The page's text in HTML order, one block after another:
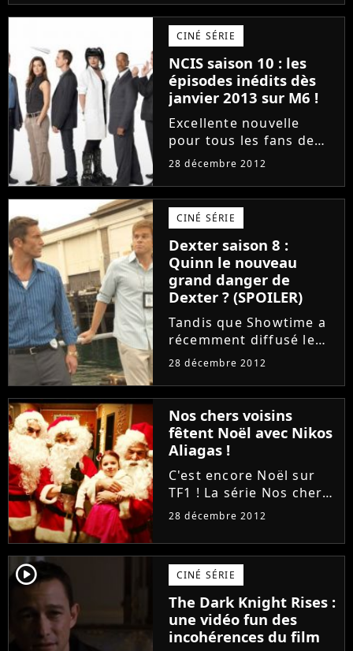
les épreuves n'en sont
pas moins exigeantes et
les stratégies sont
toujours de mise.
Après...
CINÉ SÉRIE
NCIS saison 10 : les
épisodes inédits dès
janvier 2013 sur M6 !
Excellente nouvelle
pour tous les fans de
NCIS. Tandis qu'M6
exceptionnellement la
saison 7 durant les
vacances, les
téléspectateurs
n'auront pas à attendre
trop longtemps...
28 décembre 2012
CINÉ SÉRIE
Dexter saison 8 :
Quinn le nouveau
grand danger de
Dexter ? (SPOILER)
Tandis que Showtime a
récemment diffusé le
final de la saison 7 de
l'heure de se poser
quelques questions sur
la saison 8. La série, qui
ne reviendra pas
avant...
28 décembre 2012
Nos chers voisins
fêtent Noël avec Nikos
Aliagas !
C'est encore Noël sur
TF1 ! La série Nos chers
voisins a organisé pour
une soirée spéciale avec
un casting enrichi
composé de guests, à
l'image de Laurent...
28 décembre 2012
player2 CINÉ SÉRIE
The Dark Knight Rises :
une vidéo fun des
incohérences du film